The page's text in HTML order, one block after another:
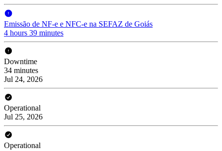
Emissão de NF-e e NFC-e na SEFAZ de Goiás
4 hours 39 minutes
Downtime
34 minutes
Jul 24, 2026
Operational
Jul 25, 2026
Operational